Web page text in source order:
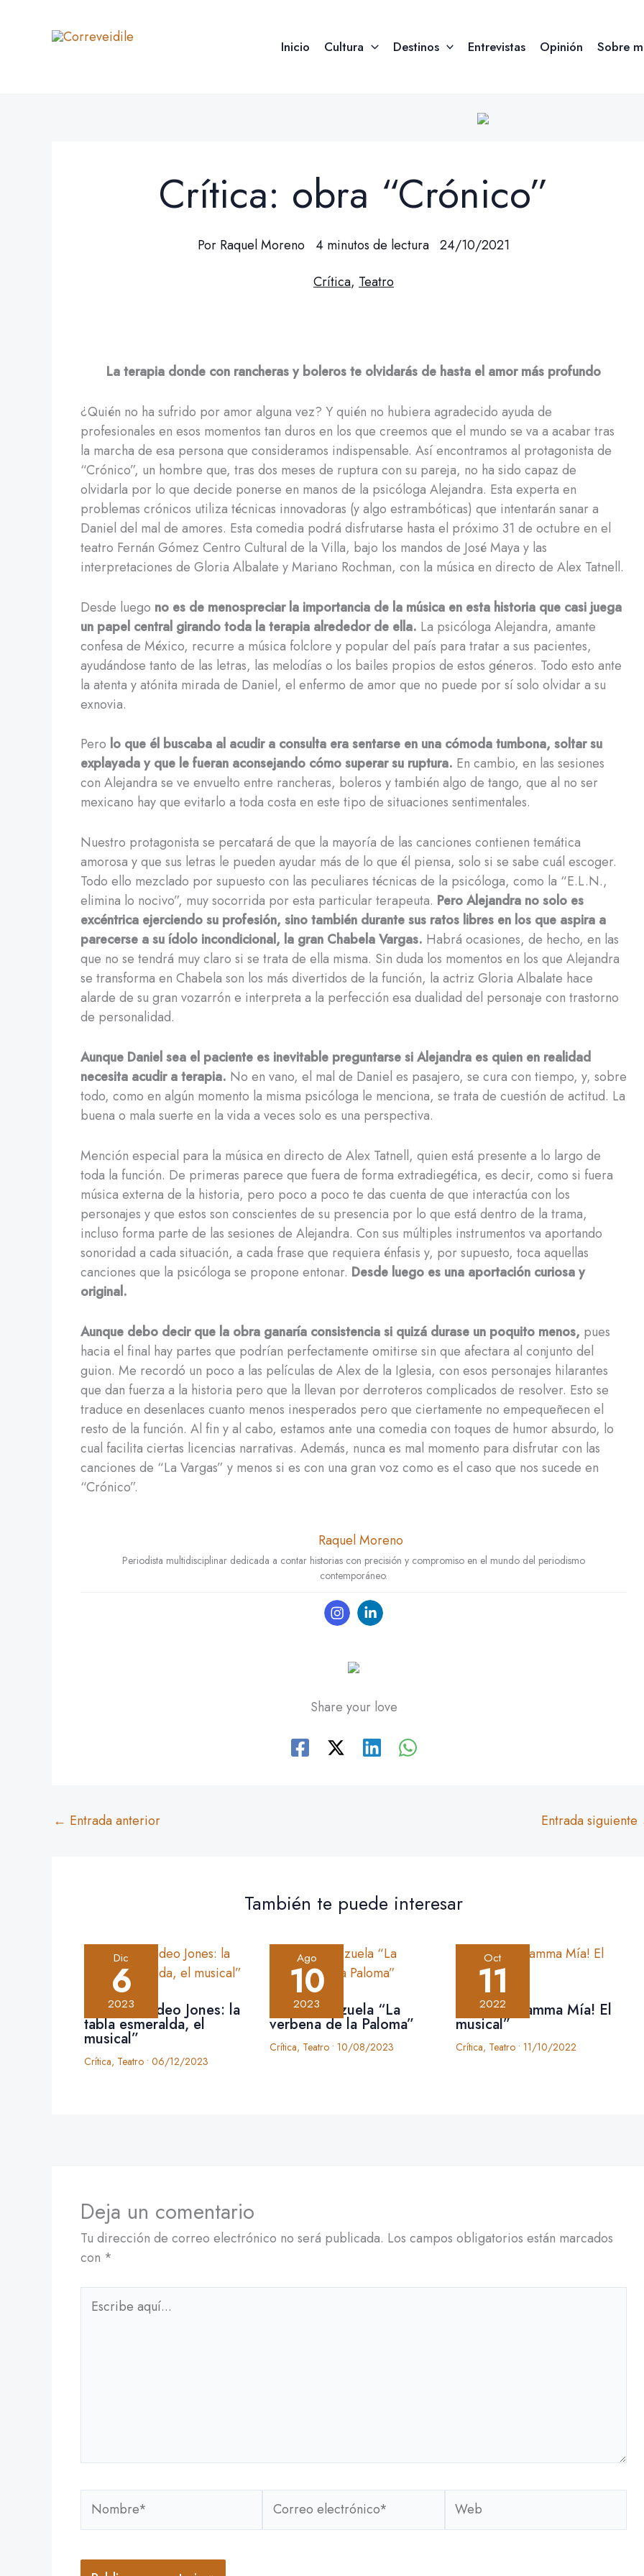
contenido
Inicio Cultura Destinos Entrevistas Opinión Sobre
Crítica: obra “Crónico”
Por Raquel Moreno 4 minutos de lectura 24/10/2021
Crítica, Teatro
La terapia donde con rancheras y boleros te olvidarás de hasta el amor más profundo
¿Quién no ha sufrido por amor alguna vez? Y quién no hubiera agradecido ayuda de
profesionales en esos momentos tan duros en los que creemos que el mundo se va a acabar tras
la marcha de esa persona que consideramos indispensable. Así encontramos al protagonista de
“Crónico”, un hombre que, tras dos meses de ruptura con su pareja, no ha sido capaz de
olvidarla por lo que decide ponerse en manos de la psicóloga Alejandra. Esta experta en
problemas crónicos utiliza técnicas innovadoras (y algo estrambóticas) que intentarán sanar a
Daniel del mal de amores. Esta comedia podrá disfrutarse hasta el próximo 31 de octubre en el
teatro Fernán Gómez Centro Cultural de la Villa, bajo los mandos de José Maya y las
interpretaciones de Gloria Albalate y Mariano Rochman, con la música en directo de Alex Tatnell.
Desde luego no es de menospreciar la importancia de la música en esta historia que casi juega
un papel central girando toda la terapia alrededor de ella. La psicóloga Alejandra, amante
confesa de México, recurre a música folclore y popular del país para tratar a sus pacientes,
ayudándose tanto de las letras, las melodías o los bailes propios de estos géneros. Todo esto ante
la atenta y atónita mirada de Daniel, el enfermo de amor que no puede por sí solo olvidar a su
exnovia.
Pero lo que él buscaba al acudir a consulta era sentarse en una cómoda tumbona, soltar su
explayada y que le fueran aconsejando cómo superar su ruptura. En cambio, en las sesiones
con Alejandra se ve envuelto entre rancheras, boleros y también algo de tango, que al no ser
mexicano hay que evitarlo a toda costa en este tipo de situaciones sentimentales.
Nuestro protagonista se percatará de que la mayoría de las canciones contienen temática
amorosa y que sus letras le pueden ayudar más de lo que él piensa, solo si se sabe cuál escoger.
Todo ello mezclado por supuesto con las peculiares técnicas de la psicóloga, como la “E.L.N.,
elimina lo nocivo”, muy socorrida por esta particular terapeuta. Pero Alejandra no solo es
excéntrica ejerciendo su profesión, sino también durante sus ratos libres en los que aspira a
parecerse a su ídolo incondicional, la gran Chabela Vargas. Habrá ocasiones, de hecho, en las
que no se tendrá muy claro si se trata de ella misma. Sin duda los momentos en los que Alejandra
se transforma en Chabela son los más divertidos de la función, la actriz Gloria Albalate hace
alarde de su gran vozarrón e interpreta a la perfección esa dualidad del personaje con trastorno
de personalidad.
Aunque Daniel sea el paciente es inevitable preguntarse si Alejandra es quien en realidad
necesita acudir a terapia. No en vano, el mal de Daniel es pasajero, se cura con tiempo, y, sobre
todo, como en algún momento la misma psicóloga le menciona, se trata de cuestión de actitud. La
buena o mala suerte en la vida a veces solo es una perspectiva.
Mención especial para la música en directo de Alex Tatnell, quien está presente a lo largo de
toda la función. De primeras parece que fuera de forma extradiegética, es decir, como si fuera
música externa de la historia, pero poco a poco te das cuenta de que interactúa con los
personajes y que estos son conscientes de su presencia por lo que está dentro de la trama,
incluso forma parte de las sesiones de Alejandra. Con sus múltiples instrumentos va aportando
sonoridad a cada situación, a cada frase que requiera énfasis y, por supuesto, toca aquellas
canciones que la psicóloga se propone entonar. Desde luego es una aportación curiosa y
original.
Aunque debo decir que la obra ganaría consistencia si quizá durase un poquito menos, pues
hacia el final hay partes que podrían perfectamente omitirse sin que afectara al conjunto del
guion. Me recordó un poco a las películas de Alex de la Iglesia, con esos personajes hilarantes
que dan fuerza a la historia pero que la llevan por derroteros complicados de resolver. Esto se
traduce en desenlaces cuanto menos inesperados pero que ciertamente no empequeñecen el
resto de la función. Al fin y al cabo, estamos ante una comedia con toques de humor absurdo, lo
cual facilita ciertas licencias narrativas. Además, nunca es mal momento para disfrutar con las
canciones de “La Vargas” y menos si es con una gran voz como es el caso que nos sucede en
“Crónico”.
Raquel Moreno
Periodista multidisciplinar dedicada a contar historias con precisión y compromiso en el mundo del periodismo
contemporáneo.
Share your love
← Entrada anterior Entrada siguiente
También te puede interesar
Dic
6
2023
Crítica: “Tadeo Jones: la
tabla esmeralda, el
musical”
Crítica, Teatro • 06/12/2023
Ago
10
2023
Crítica: zarzuela “La
verbena de la Paloma”
Crítica, Teatro •10/08/2023
Oct
11
2022
Crítica: “Mamma Mía! El
musical”
Crítica, Teatro• 11/10/2022
Deja un comentario
Tu dirección de correo electrónico no será publicada. Los campos obligatorios están marcados
con *
Escribe
aquí...
Nombre*
electrónico*